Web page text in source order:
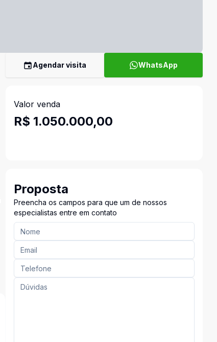
Agendar visita WhatsApp
Valor venda
R$ 1.050.000,00
Proposta
Preencha os campos para que um de nossos
especialistas entre em contato